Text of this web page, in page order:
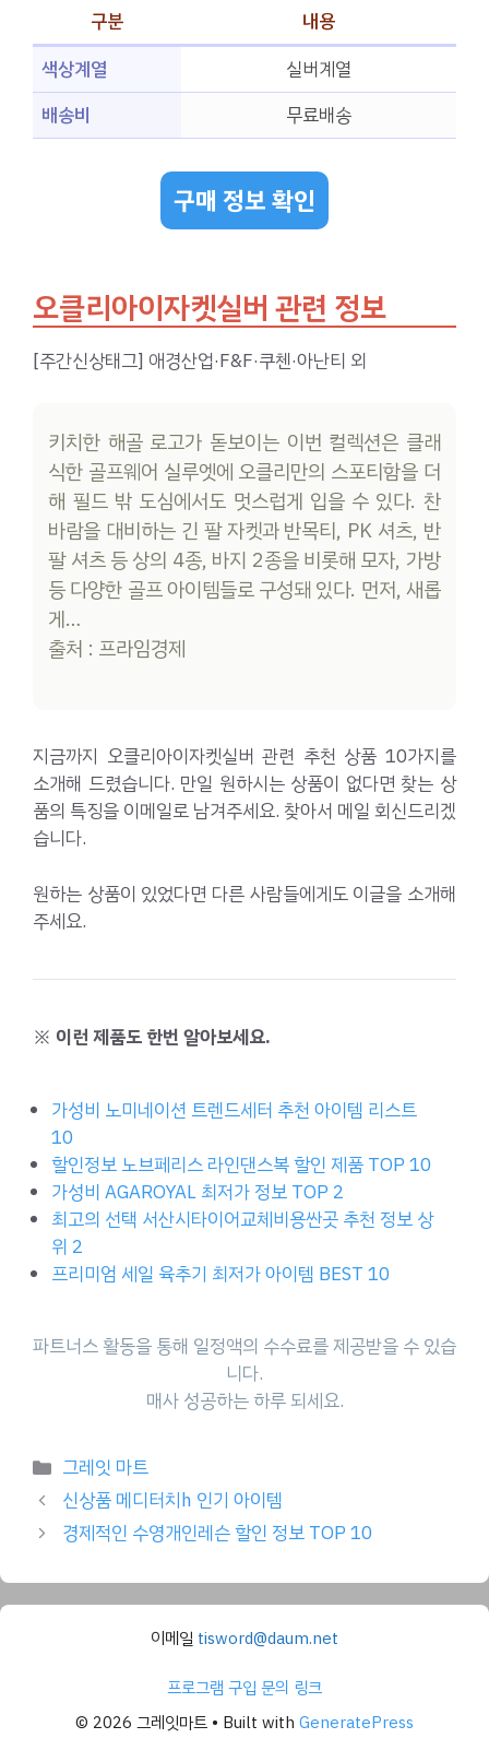
구분
내용
색상계열
실버계열
배송비
무료배송
구매 정보 확인
오클리아이자켓실버 관련 정보
[주간신상태그] 애경산업·F&F·쿠첸·아난티 외
키치한 해골 로고가 돋보이는 이번 컬렉션은 클래
식한 골프웨어 실루엣에 오클리만의 스포티함을 더
해 필드 밖 도심에서도 멋스럽게 입을 수 있다. 찬
바람을 대비하는 긴 팔 자켓과 반목티, PK 셔츠, 반
팔 셔츠 등 상의 4종, 바지 2종을 비롯해 모자, 가방
등 다양한 골프 아이템들로 구성돼 있다. 먼저, 새롭
게…
출처 : 프라임경제
지금까지 오클리아이자켓실버 관련 추천 상품 10가지를
소개해 드렸습니다. 만일 원하시는 상품이 없다면 찾는 상
품의 특징을 이메일로 남겨주세요. 찾아서 메일 회신드리겠
습니다.
원하는 상품이 있었다면 다른 사람들에게도 이글을 소개해
주세요.
※ 이런 제품도 한번 알아보세요.
가성비 노미네이션 트렌드세터 추천 아이템 리스트
10
할인정보 노브페리스 라인댄스복 할인 제품 TOP 10
가성비 AGAROYAL 최저가 정보 TOP 2
최고의 선택 서산시타이어교체비용싼곳 추천 정보 상
위 2
프리미엄 세일 육추기 최저가 아이템 BEST 10
파트너스 활동을 통해 일정액의 수수료를 제공받을 수 있습
니다.
매사 성공하는 하루 되세요.
Categories
그레잇 마트
신상품 메디터치h 인기 아이템
경제적인 수영개인레슨 할인 정보 TOP 10
이메일 tisword@daum.net
프로그램 구입 문의 링크
© 2026 그레잇마트 • Built with GeneratePress